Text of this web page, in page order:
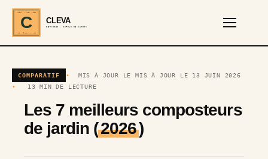
C
CLEVA · EST. 2024
REF · GARDEN TOOLS
CLEVA
SERVICES · OUTILS DE JARDIN
COMPARATIF
MIS À JOUR LE MIS À JOUR LE 13 JUIN 2026
13 MIN DE LECTURE
Les 7 meilleurs composteurs
de jardin (2026)